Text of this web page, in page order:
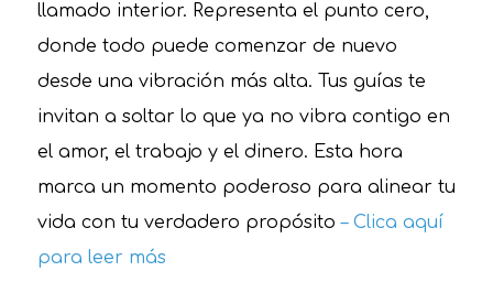
llamado interior. Representa el punto cero,
donde todo puede comenzar de nuevo
desde una vibración más alta. Tus guías te
invitan a soltar lo que ya no vibra contigo en
el amor, el trabajo y el dinero. Esta hora
marca un momento poderoso para alinear tu
vida con tu verdadero propósito– Clica aquí
para leer más